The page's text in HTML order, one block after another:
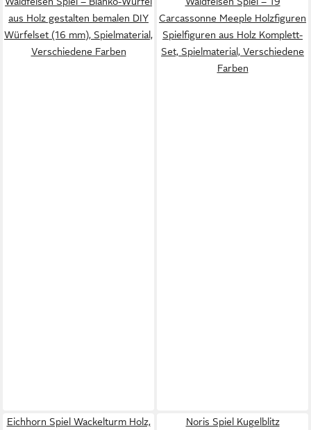
aus Holz gestalten bemalen DIY
Würfelset (16 mm), Spielmaterial,
Verschiedene Farben
Carcassonne Meeple Holzfiguren
Spielfiguren aus Holz Komplett-
Set, Spielmaterial, Verschiedene
Farben
Eichhorn Spiel Wackelturm Holz,
Noris Spiel Kugelblitz